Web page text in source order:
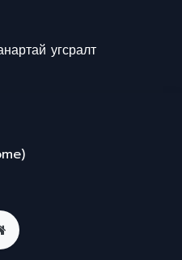
угсралт